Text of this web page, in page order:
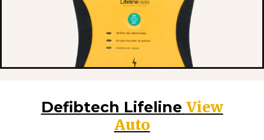
Defibtech Lifeline View
Auto